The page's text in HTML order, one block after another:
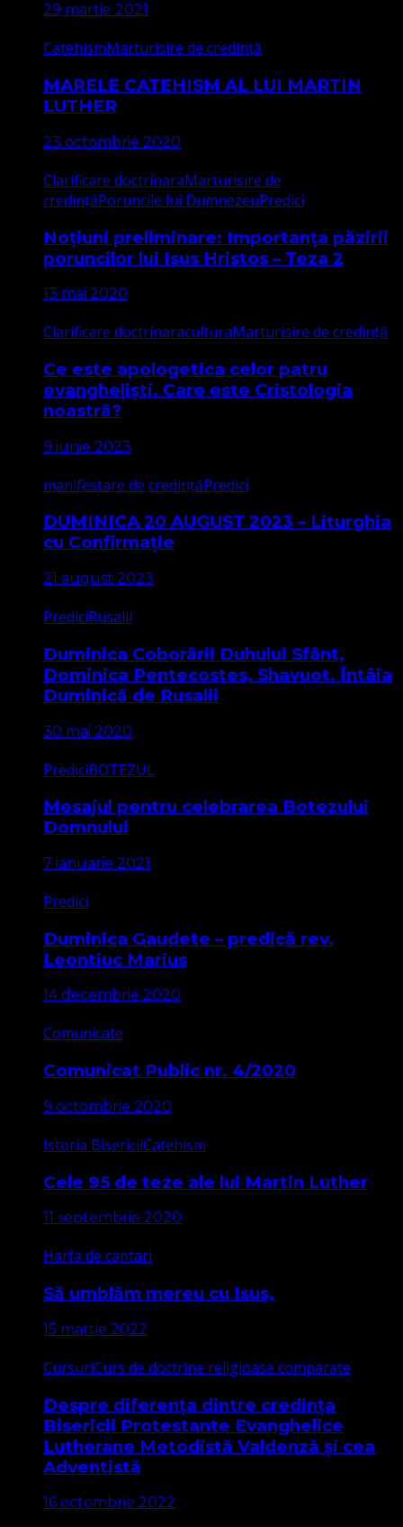
29 martie 2021
CatehismMarturisire de credință
MARELE CATEHISM AL LUI MARTIN
LUTHER
23 octombrie 2020
Clarificare doctrinaraMarturisire de
credințăPoruncile lui DumnezeuPredici
Noțiuni preliminare: Importanța păzirii
poruncilor lui Isus Hristos – Teza 2
13 mai 2020
Clarificare doctrinaraculturaMarturisire de credință
Ce este apologetica celor patru
evangheliști. Care este Cristologia
noastră?
9 iunie 2023
manifestare de credințăPredici
DUMINICA 20 AUGUST 2023 – Liturghia
cu Confirmație
21 august 2023
PrediciRusalii
Duminica Coborârii Duhului Sfânt,
Dominica Pentecostes, Shavuot. Întâia
Duminică de Rusalii
30 mai 2020
PrediciBOTEZUL
Mesajul pentru celebrarea Botezului
Domnului
7 ianuarie 2021
Predici
Duminica Gaudete – predică rev.
Leontiuc Marius
14 decembrie 2020
Comunicate
Comunicat Public nr. 4/2020
9 octombrie 2020
Istoria BisericiiCatehism
Cele 95 de teze ale lui Martin Luther
11 septembrie 2020
Harfa de cantari
Să umblăm mereu cu Isus,
15 martie 2022
CursuriCurs de doctrine religioase comparate
Despre diferența dintre credința
Bisericii Protestante Evanghelice
Lutherane Metodistă Valdenză și cea
Adventistă
16 octombrie 2022